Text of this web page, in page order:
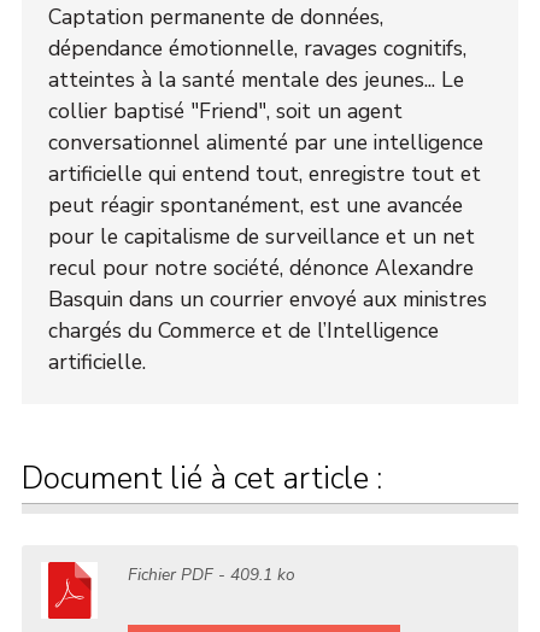
Captation permanente de données,
dépendance émotionnelle, ravages cognitifs,
atteintes à la santé mentale des jeunes... Le
collier baptisé "Friend", soit un agent
conversationnel alimenté par une intelligence
artificielle qui entend tout, enregistre tout et
peut réagir spontanément, est une avancée
pour le capitalisme de surveillance et un net
recul pour notre société, dénonce Alexandre
Basquin dans un courrier envoyé aux ministres
chargés du Commerce et de l’Intelligence
artificielle.
Document lié à cet article :
FichierPDF- 409.1 ko